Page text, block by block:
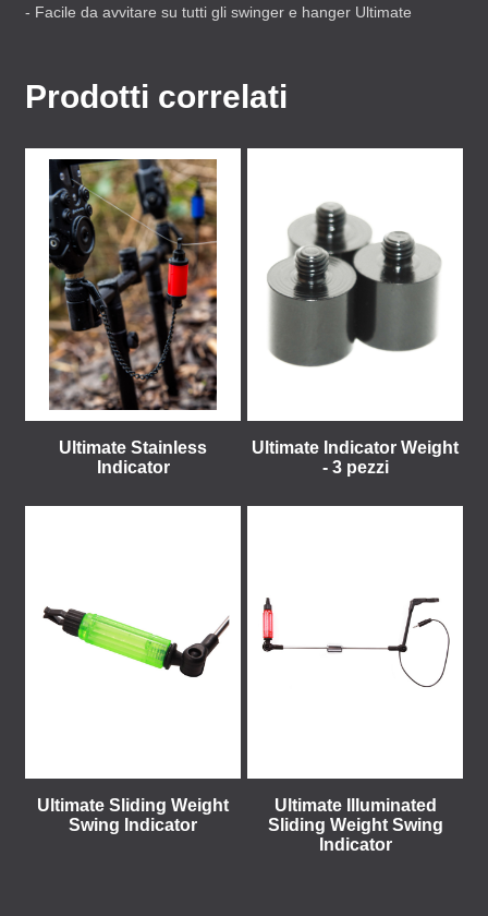
- Facile da avvitare su tutti gli swinger e hanger Ultimate
Prodotti correlati
Ultimate Stainless
Indicator
Ultimate Indicator Weight
- 3 pezzi
Ultimate Sliding Weight
Swing Indicator
Ultimate Illuminated
Sliding Weight Swing
Indicator